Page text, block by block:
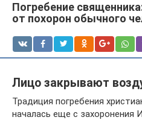
Погребение
от похорон обычного
Лицо закрывают
Традиция погребения
началась еще с захоронения